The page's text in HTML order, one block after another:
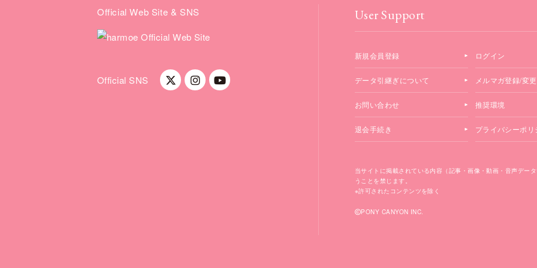
Official Web Site & SNS
Official SNS
User Support
新規会員登録 ログイン
データ引継ぎについて メルマガ登録/変
お問い合わせ 推奨環境
退会手続き プライバシーポリ
当サイトに掲載されている内容（記事・画像・動画・音声デー
うことを禁じます。
※許可されたコンテンツを除く
PONY CANYON INC.